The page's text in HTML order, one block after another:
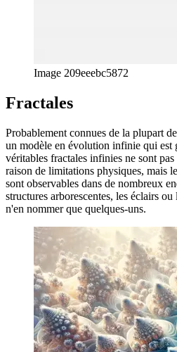
rapprochent suffisamment des valeurs
une structure fractale, on l'appelle un
Image 073699ecfc3e
Prochaines étapes
C'est un aperçu rapide de certaines
morphogenèse numérique. Non
nombreuses sous-catégories et ses
J'espère que vous êtes maintenant
c'est ce que je vais faire. Les
davantage sur des composants
numérique et probablement sur la
pour améliorer les animations ou
car c'est toujours mon domaine de
Tom